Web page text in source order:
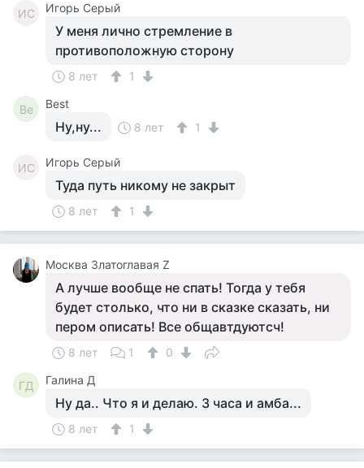
ИС Игорь Серый
У меня лично стремление в
противоположную сторону
8 лет 1
Be Best
Ну,ну... 8 лет 1
ИС Игорь Серый
Туда путь никому не закрыт
8 лет 1
Москва Златоглавая Z
А лучше вообще не спать! Тогда у тебя
будет столько, что ни в сказке сказать, ни
пером описать! Все общавтдуютсч!
8 лет 1 0
ГД Галина Д
Ну да.. Что я и делаю. 3 часа и амба...
8 лет 1